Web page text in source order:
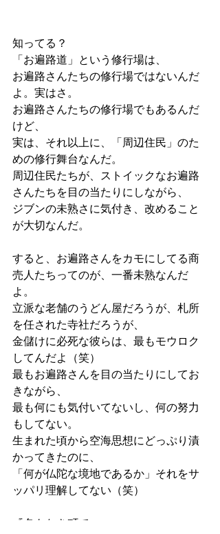
知ってる？
「お遍路道」という修行場は、
お遍路さんたちの修行場ではないんだ
よ。実はさ。
お遍路さんたちの修行場でもあるんだ
けど、
実は、それ以上に、「周辺住民」のた
めの修行舞台なんだ。
周辺住民たちが、ストイックなお遍路
さんたちを目の当たりにしながら、
ジブンの未熟さに気付き、改めること
が大切なんだ。
すると、お遍路さんをカモにしてる商
売人たちってのが、一番未熟なんだ
よ。
立派な老舗のうどん屋だろうが、札所
を任された寺社だろうが、
金儲けに必死な彼らは、最もモウロク
してんだよ（笑）
最もお遍路さんを目の当たりにしてお
きながら、
最も何にも気付いてないし、何の努力
もしてない。
生まれた頃から空海思想にどっぷり漬
かってきたのに、
「何が仏陀な境地であるか」それをサ
ッパリ理解してない（笑）
『名もなき町で』